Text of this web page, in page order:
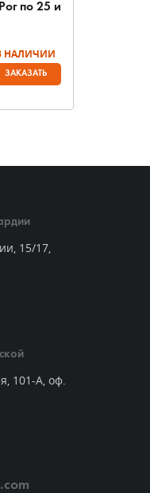
по 25 и
НАЛИЧИИ
ЗАКАЗАТЬ
15/17,
101-А, оф.